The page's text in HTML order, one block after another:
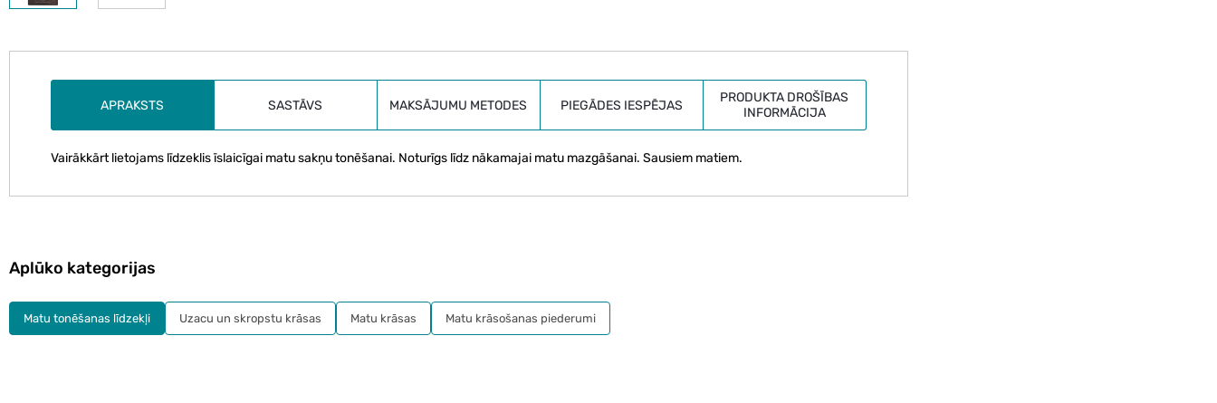
APRAKSTS SASTĀVS MAKSĀJUMU METODES PIEGĀDES IESPĒJAS
PRODUKTA DROŠĪBAS
INFORMĀCIJA
Vairākkārt lietojams līdzeklis īslaicīgai matu sakņu tonēšanai. Noturīgs līdz nākamajai matu mazgāšanai. Sausiem matiem.
Aplūko kategorijas
Matu tonēšanas līdzekļi Uzacu un skropstu krāsas Matu krāsas Matu krāsošanas piederumi